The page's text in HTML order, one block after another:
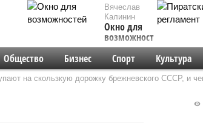
Вячеслав
Калинин
Окно для
возможностей
Общество Бизнес Спорт Культура
на скользкую дорожку брежневского СССР, и